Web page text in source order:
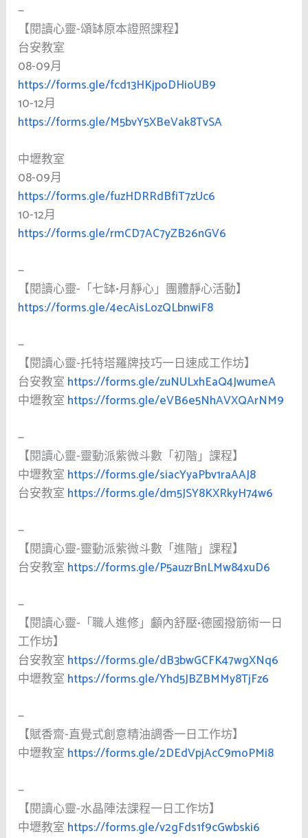
—
【閱讀心靈-頌缽原本證照課程】
台安教室
08-09月
https://forms.gle/fcd13HKjpoDHioUB9
10-12月
https://forms.gle/M5bvY5XBeVak8TvSA
中壢教室
08-09月
https://forms.gle/fuzHDRRdBfiT7zUc6
10-12月
https://forms.gle/rmCD7AC7yZB26nGV6
—
【閱讀心靈-「七缽•月靜心」團體靜心活動】
https://forms.gle/4ecAisLozQLbnwiF8
—
【閱讀心靈-托特塔羅牌技巧一日速成工作坊】
台安教室 https://forms.gle/zuNULxhEaQ4JwumeA
中壢教室 https://forms.gle/eVB6e5NhAVXQArNM9
—
【閱讀心靈-靈動派紫微斗數「初階」課程】
中壢教室 https://forms.gle/siacYyaPbv1raAAJ8
台安教室 https://forms.gle/dm5JSY8KXRkyH74w6
—
【閱讀心靈-靈動派紫微斗數「進階」課程】
台安教室 https://forms.gle/P5auzrBnLMw84xuD6
—
【閱讀心靈-「職人進修」顱內舒壓•德國撥筋術一日
工作坊】
台安教室 https://forms.gle/dB3bwGCFK47wgXNq6
中壢教室 https://forms.gle/Yhd5JBZBMMy8TjFz6
—
【賦香齋-直覺式創意精油調香一日工作坊】
中壢教室 https://forms.gle/2DEdVpjAcC9moPMi8
—
【閱讀心靈-水晶陣法課程一日工作坊】
中壢教室 https://forms.gle/v2gFds1f9cGwbski6